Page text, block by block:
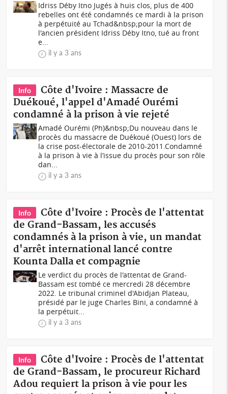
Idriss Déby Itno Jugés à huis clos, plus de 400
rebelles ont été condamnés ce mardi à la prison
à perpétuité au Tchad&nbsp;pour la mort de
l'ancien président Idriss Déby Itno, tué au front
e...
il y a 3 ans
Info
Côte d'Ivoire : Massacre de
Duékoué, l'appel d'Amadé Ourémi
condamné à la prison à vie rejeté
Amadé Ourémi (Ph)&nbsp;Du nouveau dans le
procès du massacre de Duékoué (Ouest) lors de
la crise post-électorale de 2010-2011.Condamné
à la prison à vie à l’issue du procès pour son rôle
dan...
il y a 3 ans
Info
Côte d'Ivoire : Procès de l'attentat
de Grand-Bassam, les accusés
condamnés à la prison à vie, un mandat
d'arrêt international lancé contre
Kounta Dalla et compagnie
Le verdict du procès de l'attentat de Grand-
Bassam est tombé ce mercredi 28 décembre
2022. Le tribunal criminel d'Abidjan Plateau,
présidé par le juge Charles Bini, a condamné à
la perpétuit...
il y a 3 ans
Info
Côte d'Ivoire : Procès de l'attentat
de Grand-Bassam, le procureur Richard
Adou requiert la prison à vie pour les